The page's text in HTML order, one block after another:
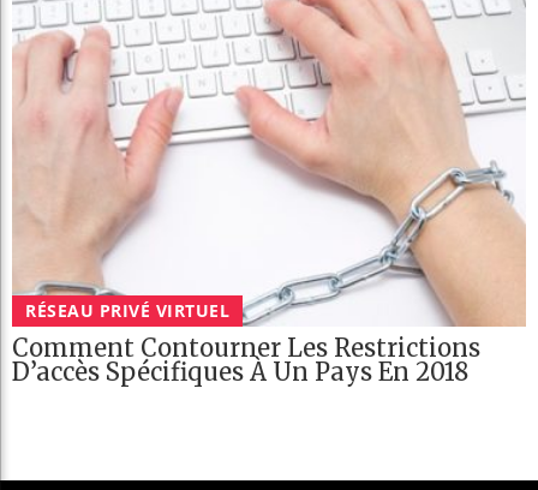
RÉSEAU PRIVÉ VIRTUEL
Comment Contourner Les Restrictions
D’accès Spécifiques À Un Pays En 2018